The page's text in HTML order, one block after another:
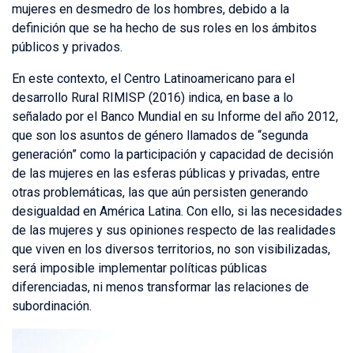
mujeres en desmedro de los hombres, debido a la
definición que se ha hecho de sus roles en los ámbitos
públicos y privados.
En este contexto, el Centro Latinoamericano para el
desarrollo Rural RIMISP (2016) indica, en base a lo
señalado por el Banco Mundial en su Informe del año 2012,
que son los asuntos de género llamados de “segunda
generación” como la participación y capacidad de decisión
de las mujeres en las esferas públicas y privadas, entre
otras problemáticas, las que aún persisten generando
desigualdad en América Latina. Con ello, si las necesidades
de las mujeres y sus opiniones respecto de las realidades
que viven en los diversos territorios, no son visibilizadas,
será imposible implementar políticas públicas
diferenciadas, ni menos transformar las relaciones de
subordinación.